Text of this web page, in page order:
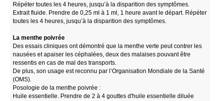
Répéter toutes les 4 heures, jusqu’à la disparition des symptômes.
Extrait fluide. Prendre de 0,25 ml à 1 ml, 1 heure avant le départ. Répéter
toutes les 4 heures, jusqu’à la disparition des symptômes.
La menthe poivrée
Des essais cliniques ont démontré que la menthe verte peut contrer les
nausées et apaiser les céphalées, deux des malaises pouvant être
ressentis en cas de mal des transports.
De plus, son usage est reconnu par l’Organisation Mondiale de la Santé
(OMS).
Posologie de la menthe poivrée :
Huile essentielle. Prendre de 2 à 4 gouttes d'huile essentielle diluée